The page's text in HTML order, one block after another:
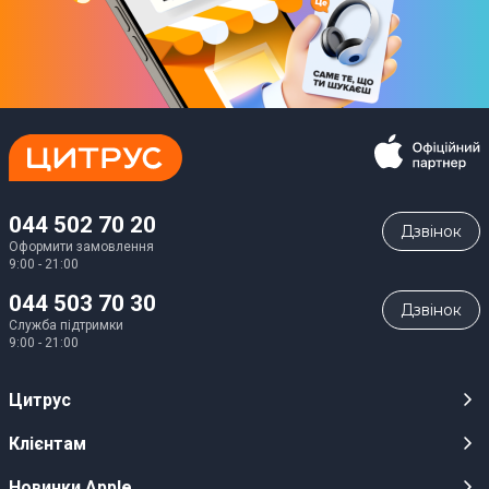
044 502 70 20
Оформити замовлення
9:00 - 21:00
Дзвiнок
044 503 70 30
Служба підтримки
9:00 - 21:00
Дзвiнок
Цитрус
Кар’єра
Клієнтам
Публічні оферти